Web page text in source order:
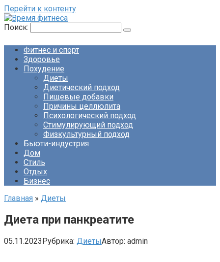
Перейти к контенту
Поиск:
Фитнес и спорт
Здоровье
Похудение
Диеты
Диетический подход
Пищевые добавки
Причины целлюлита
Психологический подход
Стимулирующий подход
Физкультурный подход
Бьюти-индустрия
Дом
Стиль
Отдых
Бизнес
Главная » Диеты
Диета при панкреатите
05.11.2023Рубрика: ДиетыАвтор: admin